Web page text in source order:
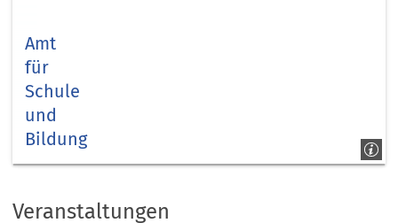
Amt
für
Schule
und
Bildung
Veranstaltungen